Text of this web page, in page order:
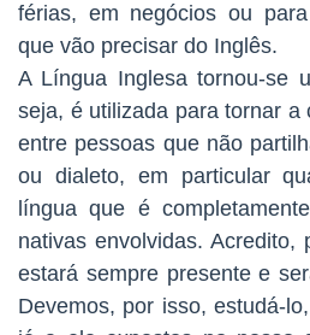
férias, em negócios ou
que vão precisar do Inglês.
A Língua Inglesa tornou-se
seja, é utilizada para tornar a
entre pessoas que não
ou dialeto, em particular
língua que é
nativas envolvidas.
estará sempre presente e
Devemos, por isso, estudá-